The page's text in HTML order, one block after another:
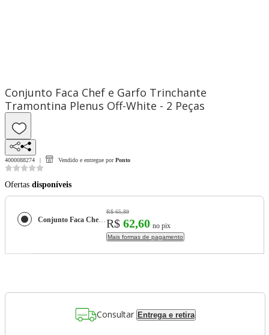
Conjunto Faca Chef e Garfo Trinchante
Tramontina Plenus Off-White - 2 Peças
4000088274 Vendido e entregue por Ponto
Ofertas disponíveis
Conjunto Faca Chef e Garfo Trinchante Tramontina Plenus Off-White - 2 Peças
R$ 65,89
R$ 62,60 no pix
Mais formas de pagamento
Consultar Entrega e retira